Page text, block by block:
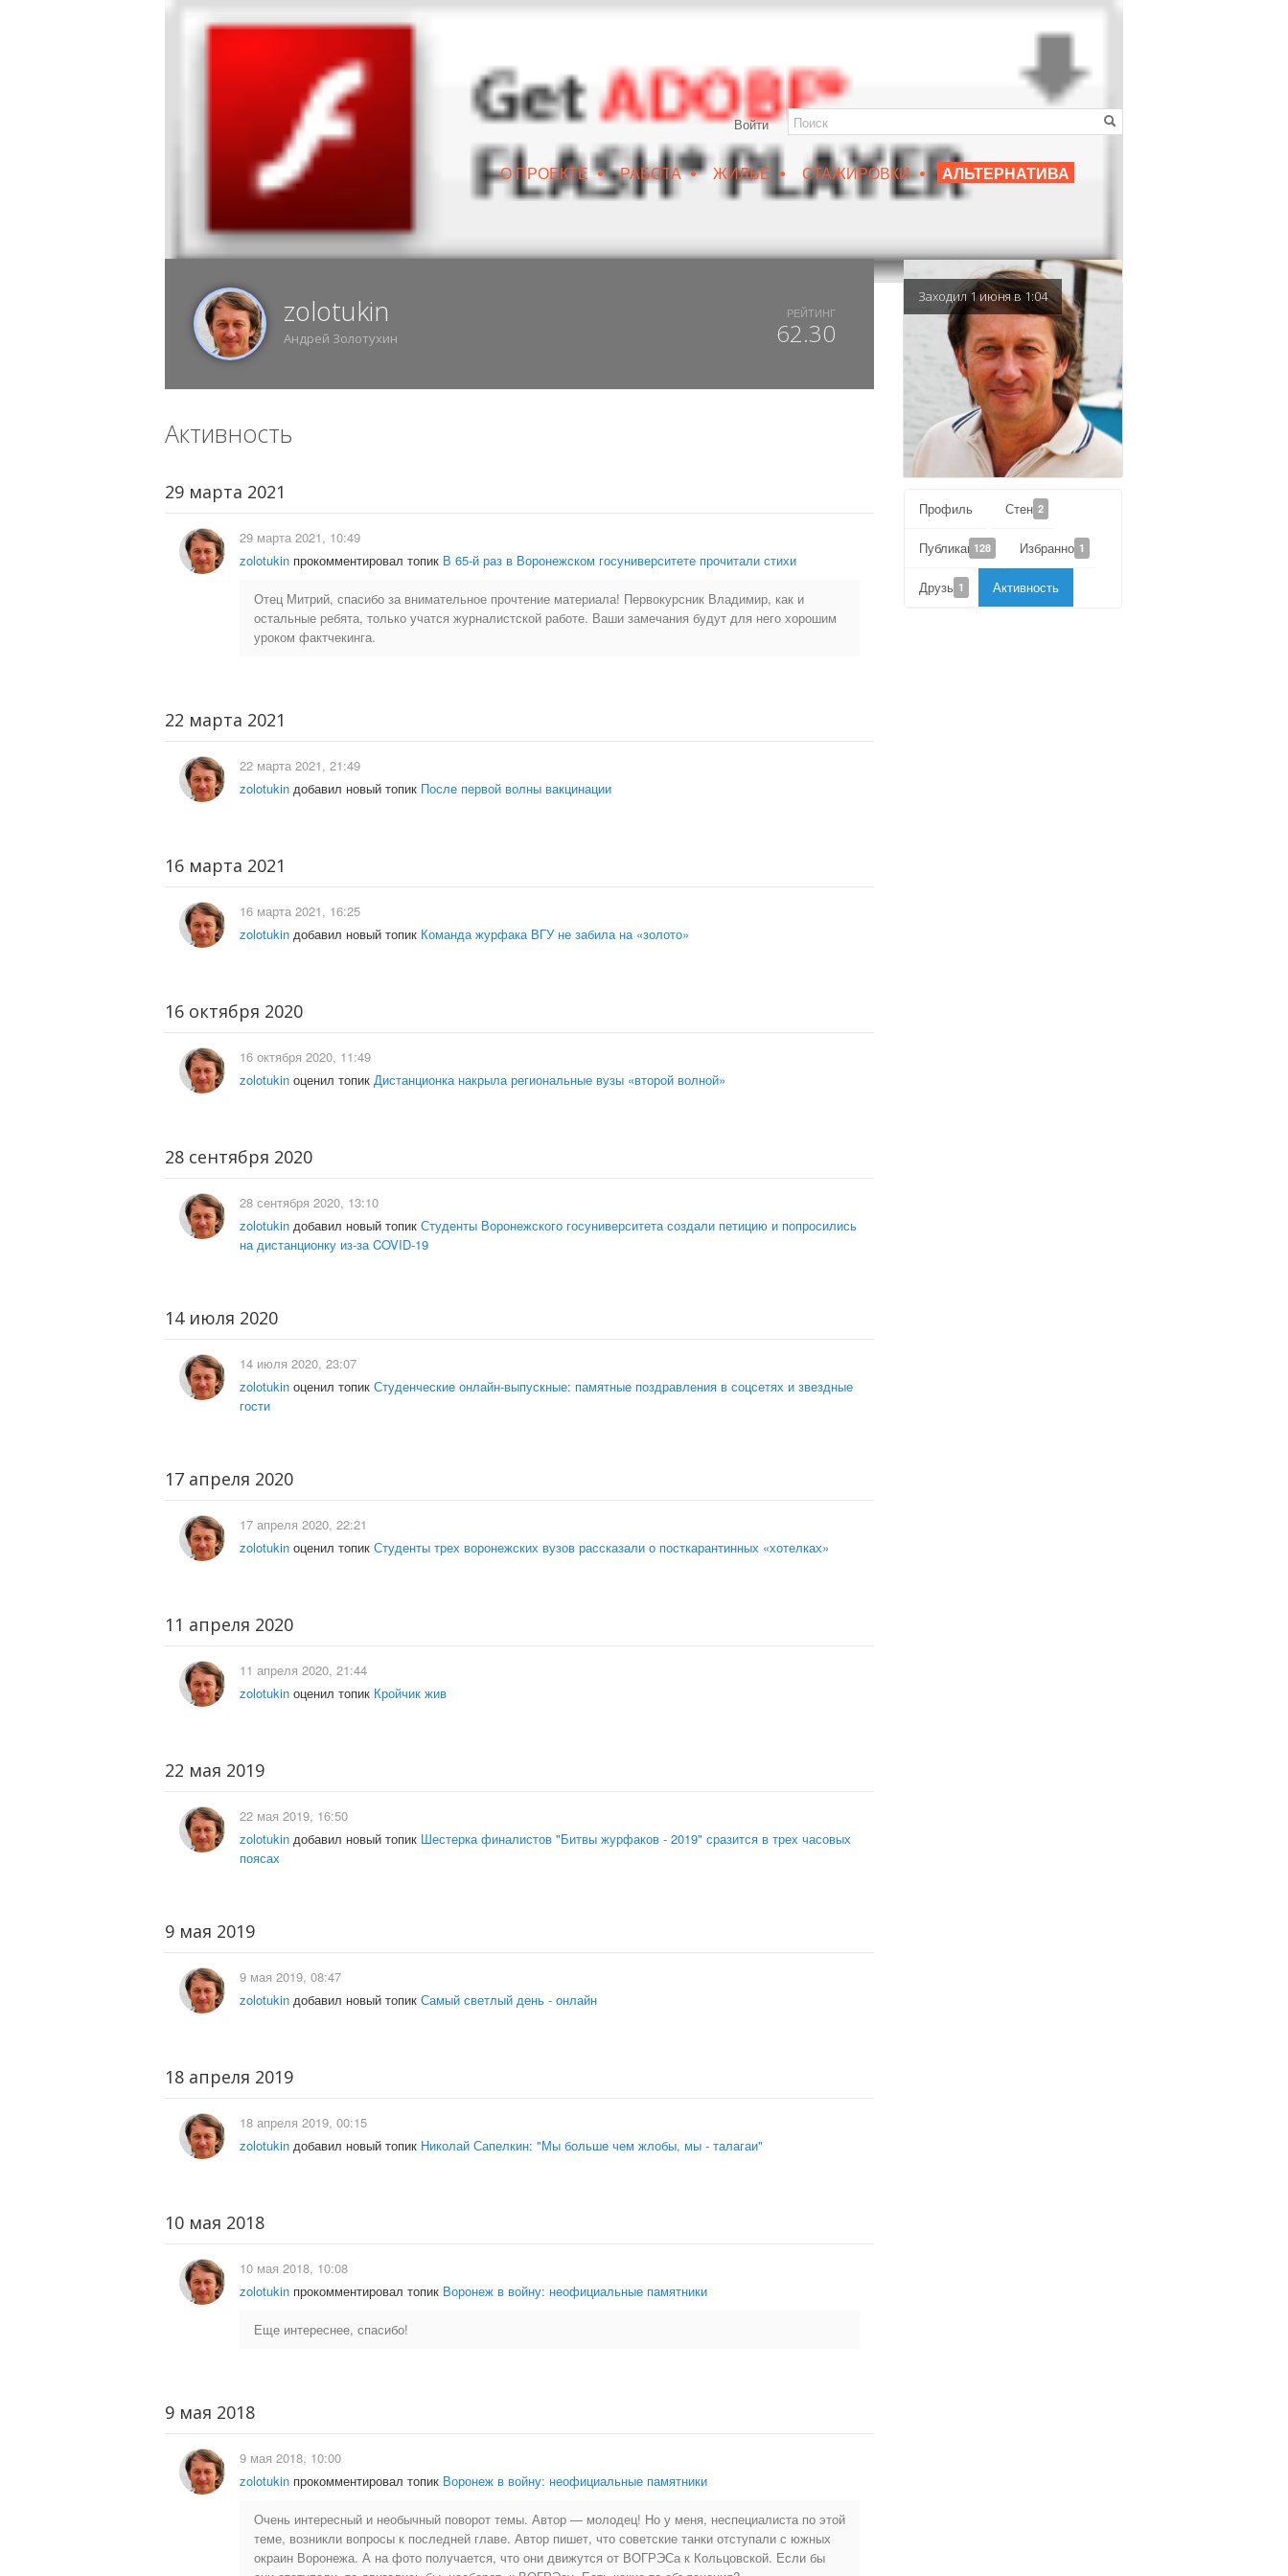
8 АВГУСТА, СУББОТА, 05:56, ВОРОНЕЖ Войти
О ПРОЕКТЕ • РАБОТА • ЖИЛЬЕ • СТАЖИРОВКИ • АЛЬТЕРНАТИВА
ИЗРУИН/IZRUIN | ВЕСНА 2019 | DUX 20-19 ДОСТУПНЫЙ ВОРОНЕЖ | ЛЮБИМЫЙ ПРЕПОДАВАТЕЛЬ
zolotukin
Андрей Золотухин
РЕЙТИНГ
62.30
Активность
29 марта 2021
29 марта 2021, 10:49
zolotukin прокомментировал топик В 65-й раз в Воронежском госуниверситете прочитали стихи
Отец Митрий, спасибо за внимательное прочтение материала! Первокурсник Владимир, как и
остальные ребята, только учатся журналистской работе. Ваши замечания будут для него хорошим
уроком фактчекинга.
22 марта 2021
22 марта 2021, 21:49
zolotukin добавил новый топик После первой волны вакцинации
16 марта 2021
16 марта 2021, 16:25
zolotukin добавил новый топик Команда журфака ВГУ не забила на «золото»
16 октября 2020
16 октября 2020, 11:49
zolotukin оценил топик Дистанционка накрыла региональные вузы «второй волной»
28 сентября 2020
28 сентября 2020, 13:10
zolotukin добавил новый топик Студенты Воронежского госуниверситета создали петицию и попросились
на дистанционку из-за COVID-19
14 июля 2020
14 июля 2020, 23:07
zolotukin оценил топик Студенческие онлайн-выпускные: памятные поздравления в соцсетях и звездные
гости
17 апреля 2020
17 апреля 2020, 22:21
zolotukin оценил топик Студенты трех воронежских вузов рассказали о посткарантинных «хотелках»
11 апреля 2020
11 апреля 2020, 21:44
zolotukin оценил топик Кройчик жив
22 мая 2019
22 мая 2019, 16:50
zolotukin добавил новый топик Шестерка финалистов "Битвы журфаков - 2019" сразится в трех часовых
поясах
9 мая 2019
9 мая 2019, 08:47
zolotukin добавил новый топик Самый светлый день - онлайн
18 апреля 2019
18 апреля 2019, 00:15
zolotukin добавил новый топик Николай Сапелкин: "Мы больше чем жлобы, мы - талагаи"
10 мая 2018
10 мая 2018, 10:08
zolotukin прокомментировал топик Воронеж в войну: неофициальные памятники
Еще интереснее, спасибо!
9 мая 2018
9 мая 2018, 10:00
zolotukin прокомментировал топик Воронеж в войну: неофициальные памятники
Очень интересный и необычный поворот темы. Автор — молодец! Но у меня, неспециалиста по этой
теме, возникли вопросы к последней главе. Автор пишет, что советские танки отступали с южных
окраин Воронежа. А на фото получается, что они движутся от ВОГРЭСа к Кольцовской. Если бы
Заходил 1 июня в 1:04
Профиль Стена2
Публикации
128 Избранное1
Друзья1 Активность